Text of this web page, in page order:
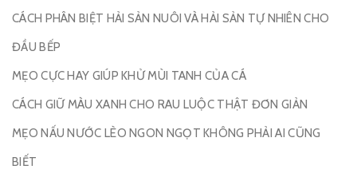
CÁCH PHÂN BIỆT HẢI SẢN NUÔI VÀ HẢI SẢN TỰ NHIÊN CHO
ĐẦU BẾP
MẸO CỰC HAY GIÚP KHỬ MÙI TANH CỦA CÁ
CÁCH GIỮ MÀU XANH CHO RAU LUỘC THẬT ĐƠN GIẢN
MẸO NẤU NƯỚC LÈO NGON NGỌT KHÔNG PHẢI AI CŨNG
BIẾT